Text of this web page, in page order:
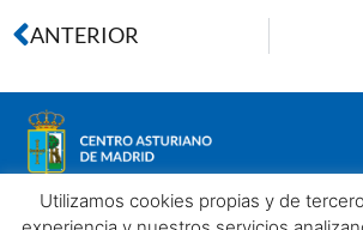
ANTERIOR
Utilizamos cookies propias y de